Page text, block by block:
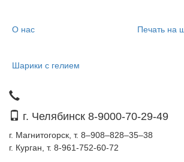
О нас Печать на
Шарики с гелием
г. Челябинск 8-9000-70-29-49
г. Магнитогорск, т. 8–908–828–35–38
г. Курган, т. 8-961-752-60-72